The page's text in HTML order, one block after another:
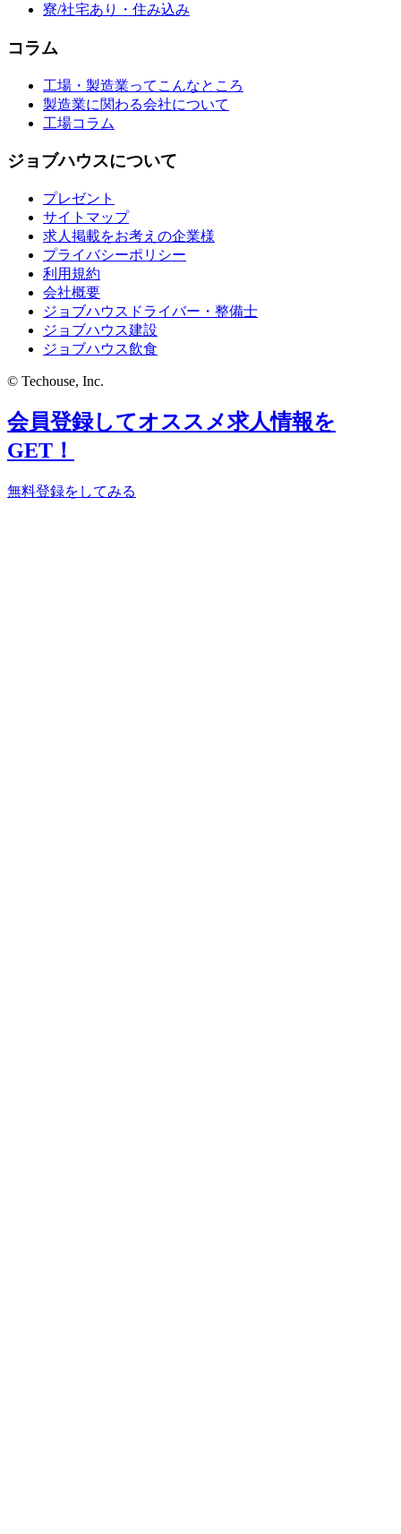
寮/社宅あり・住み込み
コラム
工場・製造業ってこんなところ
製造業に関わる会社について
工場コラム
ジョブハウスについて
プレゼント
サイトマップ
求人掲載をお考えの企業様
プライバシーポリシー
利用規約
会社概要
ジョブハウスドライバー・整備士
ジョブハウス建設
ジョブハウス飲食
© Techouse, Inc.
会員登録してオススメ求人情報を
GET！
無料登録をしてみる